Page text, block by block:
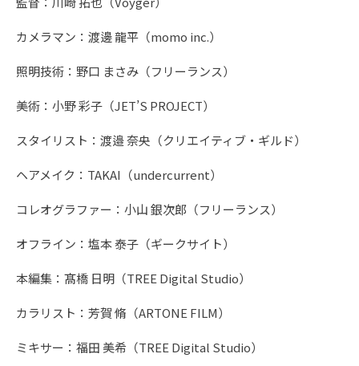
カメラマン：渡邊 龍平（momo inc.）
照明技術：野口 まさみ（フリーランス）
美術：小野 彩子（JET’S PROJECT）
スタイリスト：渡邉 奈央（クリエイティブ・ギルド）
ヘアメイク：TAKAI（undercurrent）
コレオグラファー：小山 銀次郎（フリーランス）
オフライン：塩本 泰子（ギークサイト）
本編集：髙橋 日明（TREE Digital Studio）
カラリスト：芳賀 脩（ARTONE FILM）
ミキサー：福田 美希（TREE Digital Studio）